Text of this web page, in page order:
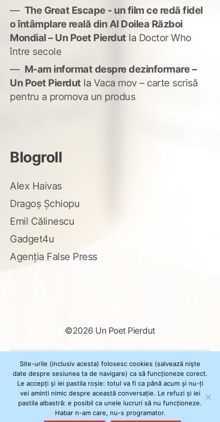
The Great Escape - un film ce redă fidel
o întâmplare reală din Al Doilea Război
Mondial – Un Poet Pierdut la Doctor Who
între secole
M-am informat despre dezinformare –
Un Poet Pierdut la Vaca mov – carte scrisă
pentru a promova un produs
Blogroll
Alex Haivas
Dragoș Șchiopu
Emil Călinescu
Gadget4u
Agenția False Press
©2026 Un Poet Pierdut
după:
Powered byWordPress
ThemeXSimply by Il Jester
Site-urile (inclusiv acesta) folosesc cookies (salvează niște
date despre sesiunea ta de navigare) ca să funcționeze corect.
Le accepți și iei pastila roșie: totul va fi ca până acum și nu-ți
vei aminti nimic despre această conversație. Le refuzi și iei
pastila albastră: e posibil ca unele lucruri să nu funcționeze.
Habar n-am care, nu-s programator.